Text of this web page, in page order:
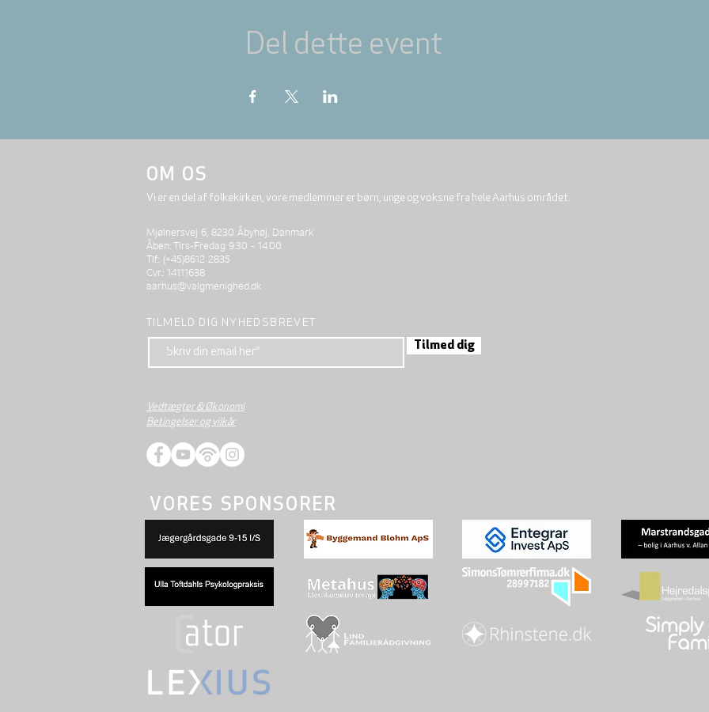
Del dette event
OM OS
Vi er en del af folkekirken, vore medlemmer er børn, unge og voksne fra hele Aarhus området.
Mjølnersvej 6, 8230 Åbyhøj, Danmark
Åben: Tirs-Fredag 9:30 - 14.00
Tlf.: (+45)8612 2835
Cvr.: 14111638
aarhus@valgmenighed.dk
TILMELD DIG NYHEDSBREVET
Tilmed dig
Vedtægter & Økonomi
Betingelser og vilkår
VORES SPONSORER